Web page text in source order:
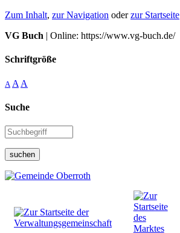
Zum Inhalt, zur Navigation oderzur Startseite
VG Buch | Online: https://www.vg-buch.de/
Schriftgröße
A A A
Suche
suchen